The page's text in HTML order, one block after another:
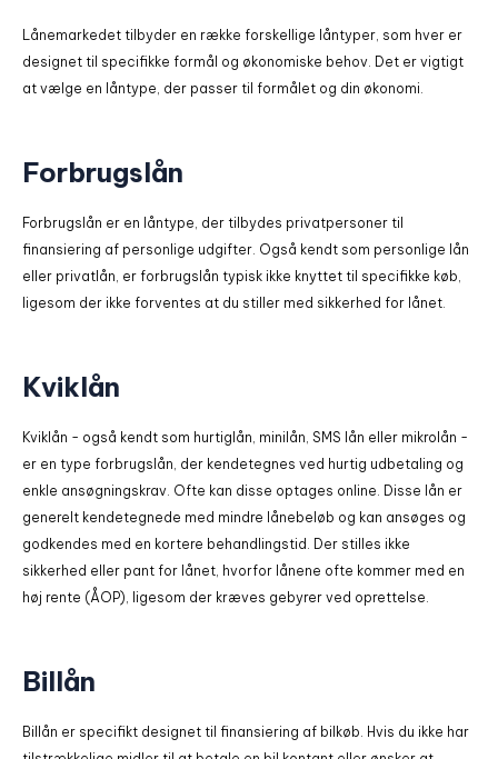
Lånemarkedet tilbyder en række forskellige låntyper, som hver er
designet til specifikke formål og økonomiske behov. Det er vigtigt
at vælge en låntype, der passer til formålet og din økonomi.
Forbrugslån
Forbrugslån er en låntype, der tilbydes privatpersoner til
finansiering af personlige udgifter. Også kendt som personlige lån
eller privatlån, er forbrugslån typisk ikke knyttet til specifikke køb,
ligesom der ikke forventes at du stiller med sikkerhed for lånet.
Kviklån
Kviklån - også kendt som hurtiglån, minilån, SMS lån eller mikrolån -
er en type forbrugslån, der kendetegnes ved hurtig udbetaling og
enkle ansøgningskrav. Ofte kan disse optages online. Disse lån er
generelt kendetegnede med mindre lånebeløb og kan ansøges og
godkendes med en kortere behandlingstid. Der stilles ikke
sikkerhed eller pant for lånet, hvorfor lånene ofte kommer med en
høj rente (ÅOP), ligesom der kræves gebyrer ved oprettelse.
Billån
Billån er specifikt designet til finansiering af bilkøb. Hvis du ikke har